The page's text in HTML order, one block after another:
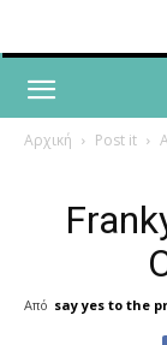
Αρχική Post it
Από say yes to the